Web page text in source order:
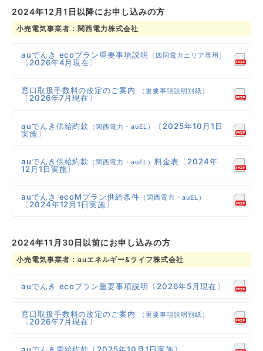
2024年12月1日以降にお申し込みの方
小売電気事業者：関西電力株式会社
auでんき ecoプラン重要事項説明 （四国電力エリア専用）
〔2026年4月現在〕
窓口取扱手数料の改定のご案内 （重要事項説明別紙）
〔2026年7月現在〕
auでんき供給約款 （関西電力・auEL）
〔2025年10月1日
実施〕
auでんき供給約款 （関西電力・auEL）料金表〔2024年
12月1日実施〕
auでんき ecoMプラン供給条件 （関西電力・auEL）
〔2024年12月1日実施〕
2024年11月30日以前にお申し込みの方
小売電気事業者：auエネルギー&ライフ株式会社
auでんき ecoプラン重要事項説明〔2026年5月現在〕
窓口取扱手数料の改定のご案内 （重要事項説明別紙）
〔2026年7月現在〕